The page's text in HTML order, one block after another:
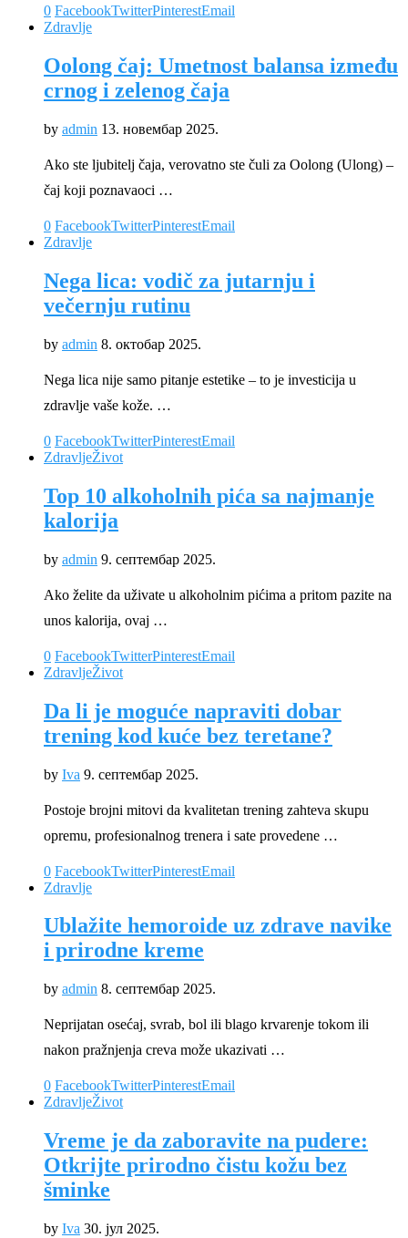
0 FacebookTwitterPinterestEmail
Zdravlje
Oolong čaj: Umetnost balansa između
crnog i zelenog čaja
by admin 13. новембар 2025.
Ako ste ljubitelj čaja, verovatno ste čuli za Oolong (Ulong) –
čaj koji poznavaoci …
0 FacebookTwitterPinterestEmail
Zdravlje
Nega lica: vodič za jutarnju i
večernju rutinu
by admin 8. октобар 2025.
Nega lica nije samo pitanje estetike – to je investicija u
zdravlje vaše kože. …
0 FacebookTwitterPinterestEmail
ZdravljeŽivot
Top 10 alkoholnih pića sa najmanje
kalorija
by admin 9. септембар 2025.
Ako želite da uživate u alkoholnim pićima a pritom pazite na
unos kalorija, ovaj …
0 FacebookTwitterPinterestEmail
ZdravljeŽivot
Da li je moguće napraviti dobar
trening kod kuće bez teretane?
by Iva 9. септембар 2025.
Postoje brojni mitovi da kvalitetan trening zahteva skupu
opremu, profesionalnog trenera i sate provedene …
0 FacebookTwitterPinterestEmail
Zdravlje
Ublažite hemoroide uz zdrave navike
i prirodne kreme
by admin 8. септембар 2025.
Neprijatan osećaj, svrab, bol ili blago krvarenje tokom ili
nakon pražnjenja creva može ukazivati …
0 FacebookTwitterPinterestEmail
ZdravljeŽivot
Vreme je da zaboravite na pudere:
Otkrijte prirodno čistu kožu bez
šminke
by Iva 30. јул 2025.